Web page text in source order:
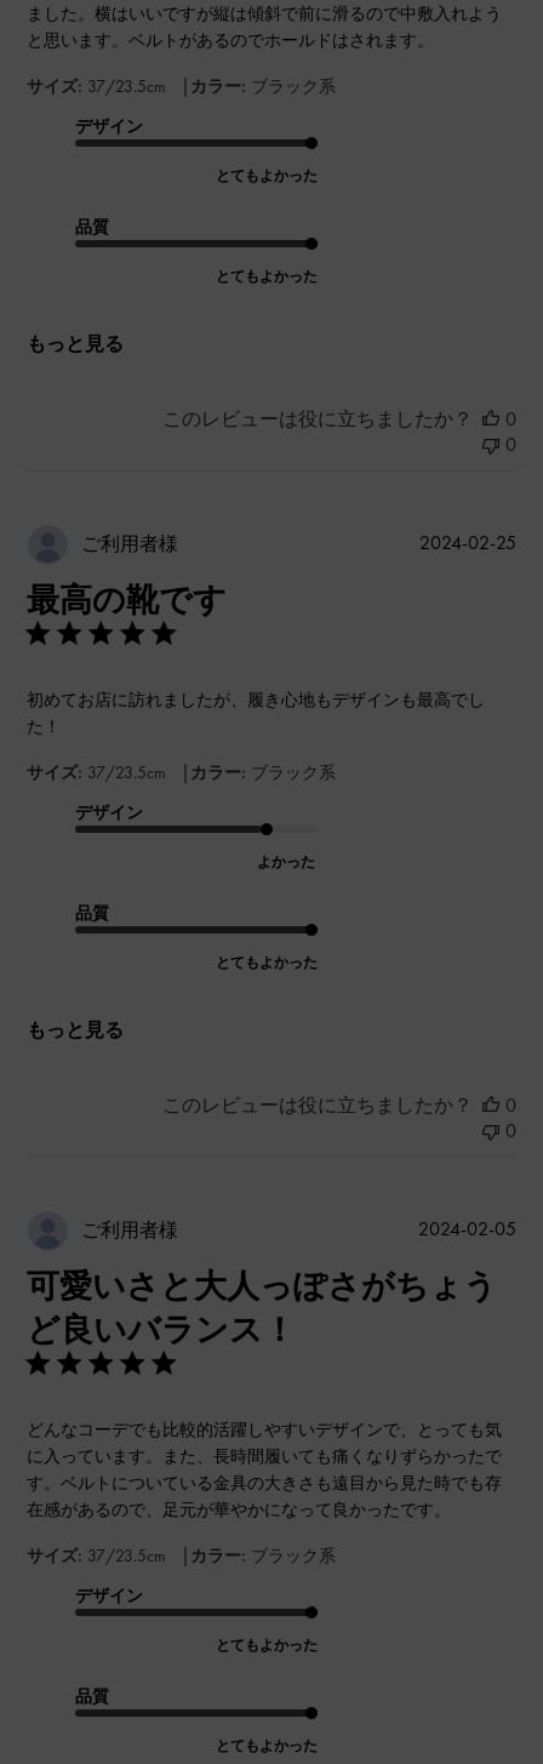
ました。横はいいですが縦は傾斜で前に滑るので中敷入れよう
と思います。ベルトがあるのでホールドはされます。
サイズ: 37/23.5cm | カラー: ブラック系
デザイン
とてもよかった
品質
とてもよかった
もっと見る
このレビューは役に立ちましたか？
0
0
ご利用者様
最高の靴です
初めてお店に訪れましたが、履き心地もデザインも最高でし
た！
サイズ: 37/23.5cm | カラー: ブラック系
デザイン
よかった
品質
とてもよかった
もっと見る
公
2024-02-25
このレビューは役に立ちましたか？
0
0
ご利用者様
可愛いさと大人っぽさがちょう
ど良いバランス！
どんなコーデでも比較的活躍しやすいデザインで、とっても気
に入っています。また、長時間履いても痛くなりずらかったで
す。ベルトについている金具の大きさも遠目から見た時でも存
在感があるので、足元が華やかになって良かったです。
サイズ: 37/23.5cm | カラー: ブラック系
デザイン
とてもよかった
品質
とてもよかった
公
2024-02-05